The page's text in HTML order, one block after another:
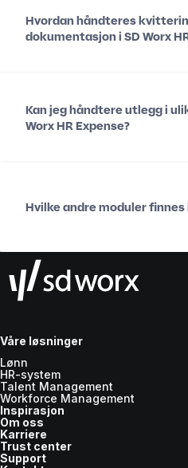
Hvordan håndteres
dokumentasjon i SD Worx
Kan jeg håndtere utlegg i
Worx HR Expense?
Hvilke andre moduler finnes
Våre løsninger
Lønn
HR-system
Talent Management
Workforce Management
Inspirasjon
Om oss
Karriere
Trust center
Support